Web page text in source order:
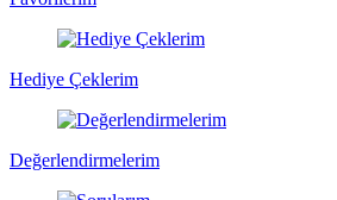
Hediye Çeklerim
Değerlendirmelerim